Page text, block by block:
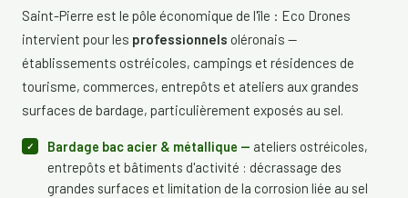
Saint-Pierre est le pôle économique de l'île : Eco Drones
intervient pour les professionnels oléronais —
établissements ostréicoles, campings et résidences de
tourisme, commerces, entrepôts et ateliers aux grandes
surfaces de bardage, particulièrement exposés au sel.
Bardage bac acier & métallique — ateliers ostréicoles,
entrepôts et bâtiments d'activité : décrassage des
grandes surfaces et limitation de la corrosion liée au sel